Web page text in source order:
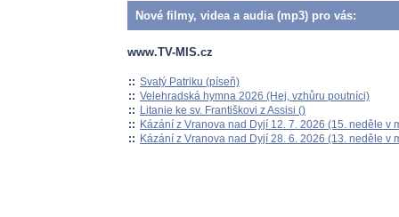
Nové filmy, videa a audia (mp3) pro vás:
www.TV-MIS.cz
:: Svatý Patriku (píseň)
:: Velehradská hymna 2026 (Hej, vzhůru poutníci)
:: Litanie ke sv. Františkovi z Assisi ()
:: Kázání z Vranova nad Dyjí 12. 7. 2026 (15. neděle v
:: Kázání z Vranova nad Dyjí 28. 6. 2026 (13. neděle v